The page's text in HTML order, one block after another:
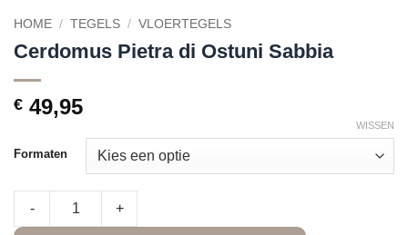
HOME / TEGELS / VLOERTEGELS
Cerdomus Pietra di Ostuni Sabbia
€ 49,95
Formaten
WISSEN
Cerdomus Pietra di Ostuni Sabbia quantity
- +